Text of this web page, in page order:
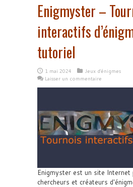
Enigmyster –
interactifs
tutoriel
1 mai 2024
Jeux d'énigmes
Laisser un commentaire
Enigmyster est un site Internet
chercheurs et créateurs